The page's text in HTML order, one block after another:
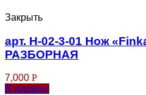
Закрыть
арт. Н-02-3-01 Нож
РАЗБОРНАЯ
7,000 Р
В корзину